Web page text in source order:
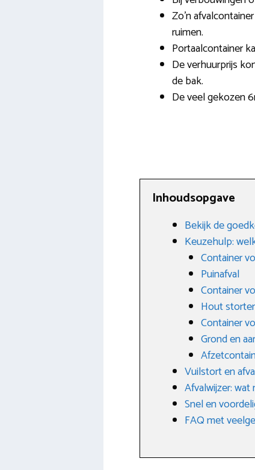
Zo’n
ruimen.
Portaalcontainer
De verhuurprijs
de bak.
De veel gekozen
Inhoudsopgave
Bekijk de
Keuzehulp:
Container
Puinafval
Container
Hout
Container
Grond en
Vuilstort en
Afvalwijzer: wat
Snel en
FAQ met